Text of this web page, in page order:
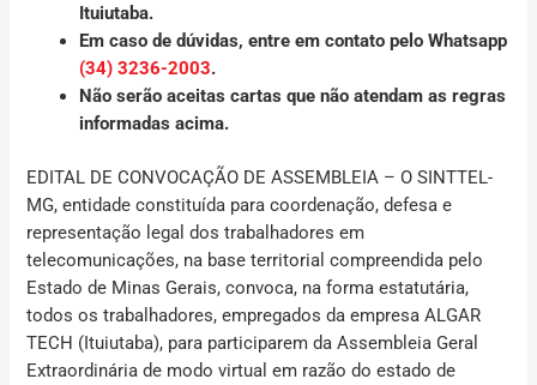
Ituiutaba.
Em caso de dúvidas, entre em contato pelo Whatsapp
(34) 3236-2003.
Não serão aceitas cartas que não atendam as regras
informadas acima.
EDITAL DE CONVOCAÇÃO DE ASSEMBLEIA – O SINTTEL-
MG, entidade constituída para coordenação, defesa e
representação legal dos trabalhadores em
telecomunicações, na base territorial compreendida pelo
Estado de Minas Gerais, convoca, na forma estatutária,
todos os trabalhadores, empregados da empresaALGAR
TECH (Ituiutaba), para participarem da Assembleia Geral
Extraordinária de modo virtual em razão do estado de